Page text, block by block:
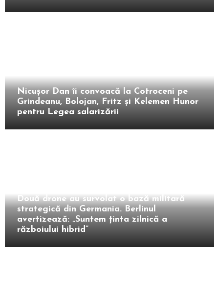
Nicușor Dan îi convoacă la Cotroceni pe
Grindeanu, Bolojan, Fritz și Kelemen Hunor
pentru Legea salarizării
Două drone au survolat o bază militară
strategică din Germania. Berlinul
avertizează: „Suntem ținta zilnică a
războiului hibrid”